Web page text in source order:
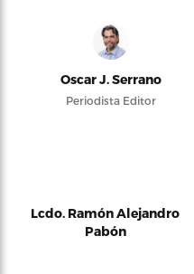
Oscar J. Serrano
Periodista Editor
Lcdo. Ramón Alejandro
Pabón